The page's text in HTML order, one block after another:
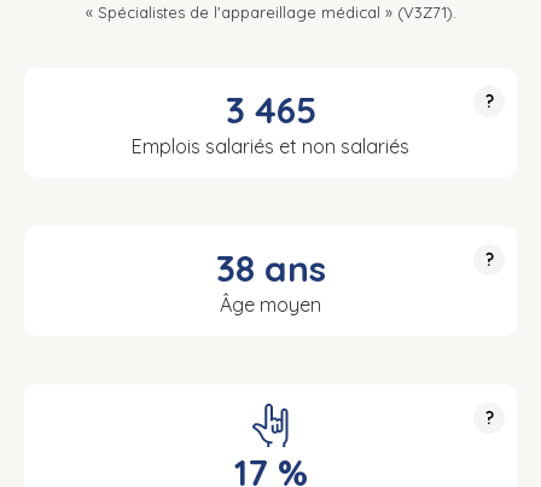
« Spécialistes de l'appareillage médical » (V3Z71).
?
3 465
Emplois salariés et non salariés
?
38 ans
Âge moyen
?
17 %